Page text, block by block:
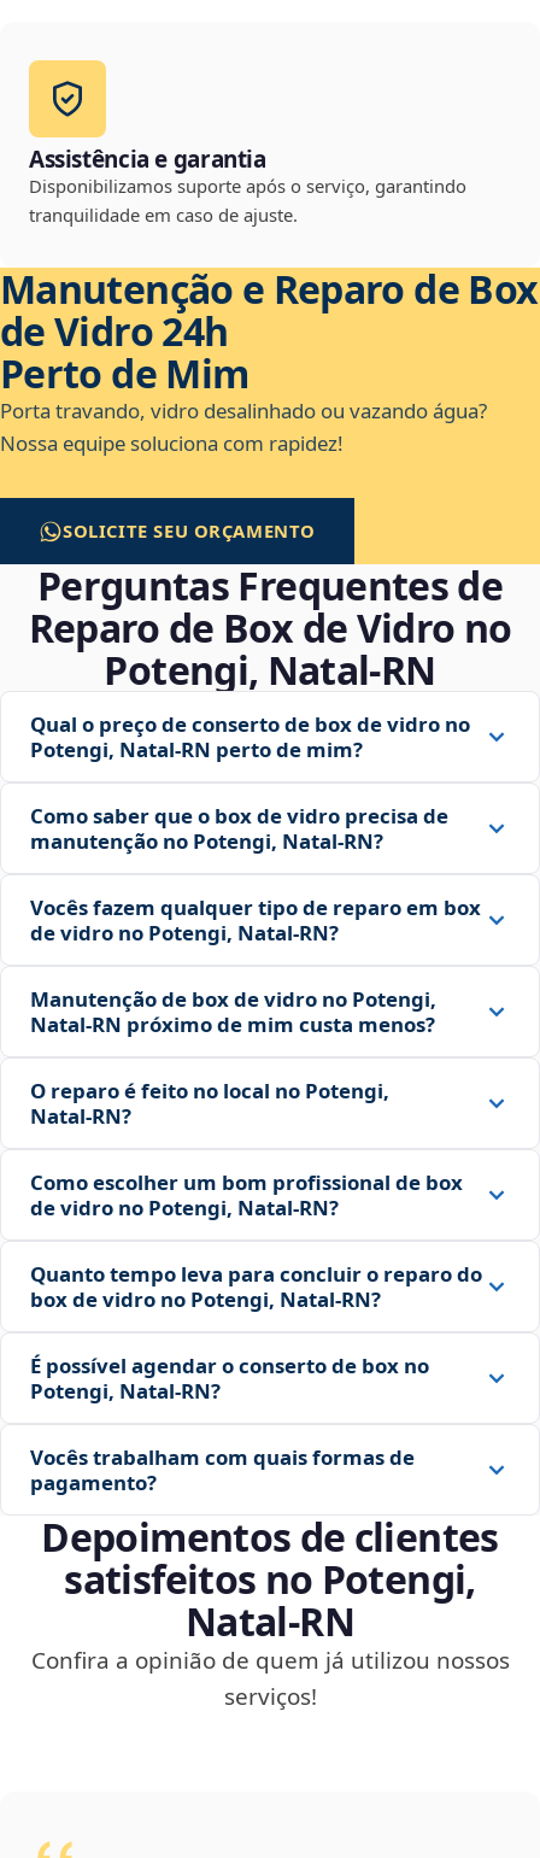
Assistência e garantia
Disponibilizamos suporte após o serviço, garantindo
tranquilidade em caso de ajuste.
Manutenção e Reparo de Box
de Vidro 24h
Perto de Mim
Porta travando, vidro desalinhado ou vazando água?
Nossa equipe soluciona com rapidez!
SOLICITE SEU ORÇAMENTO
Perguntas Frequentes de
Reparo de Box de Vidro no
Potengi, Natal‑RN
Qual o preço de conserto de box de vidro no
Potengi, Natal‑RN perto de mim?
Como saber que o box de vidro precisa de
manutenção no Potengi, Natal‑RN?
Vocês fazem qualquer tipo de reparo em box
de vidro no Potengi, Natal‑RN?
Manutenção de box de vidro no Potengi,
Natal‑RN próximo de mim custa menos?
O reparo é feito no local no Potengi,
Natal‑RN?
Como escolher um bom profissional de box
de vidro no Potengi, Natal‑RN?
Quanto tempo leva para concluir o reparo do
box de vidro no Potengi, Natal‑RN?
É possível agendar o conserto de box no
Potengi, Natal‑RN?
Vocês trabalham com quais formas de
pagamento?
Depoimentos de clientes
satisfeitos no Potengi,
Natal‑RN
Confira a opinião de quem já utilizou nossos
serviços!